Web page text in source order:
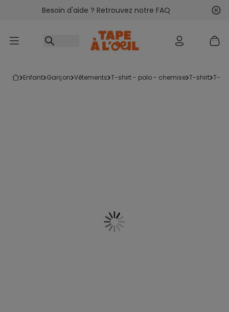
Accéder au contenu
Besoin d'aide ? Retrouvez notre FAQ
enfant garçon vêtements t-shirt - polo - chemise t-shirt t-